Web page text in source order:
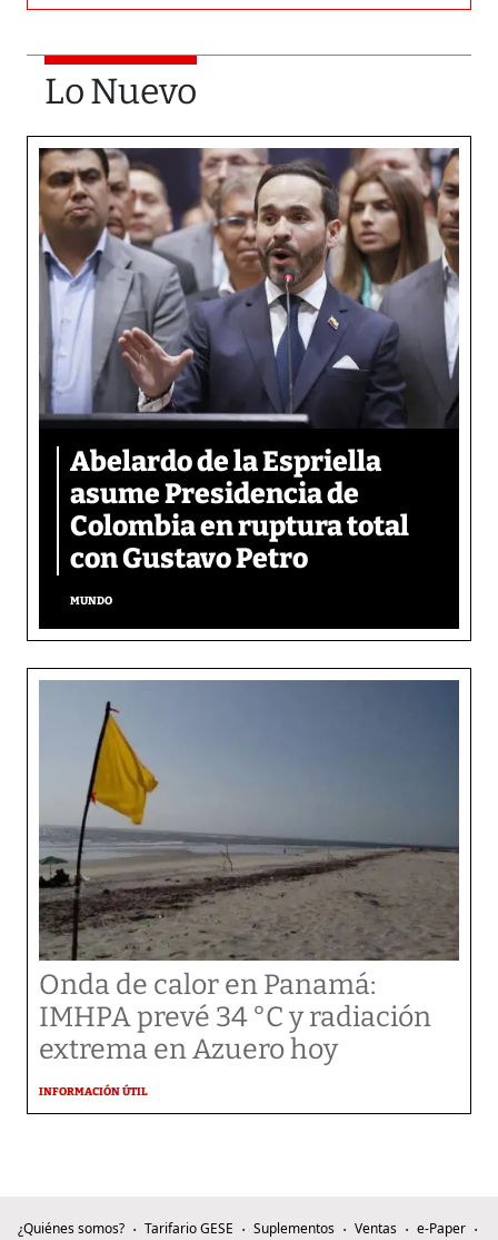
Lo Nuevo
Abelardo de la Espriella
asume Presidencia de
Colombia en ruptura total
con Gustavo Petro
MUNDO
Onda de calor en Panamá:
IMHPA prevé 34 °C y radiación
extrema en Azuero hoy
INFORMACIÓN ÚTIL
¿Quiénes somos? Tarifario GESE Suplementos Ventas
e-Paper